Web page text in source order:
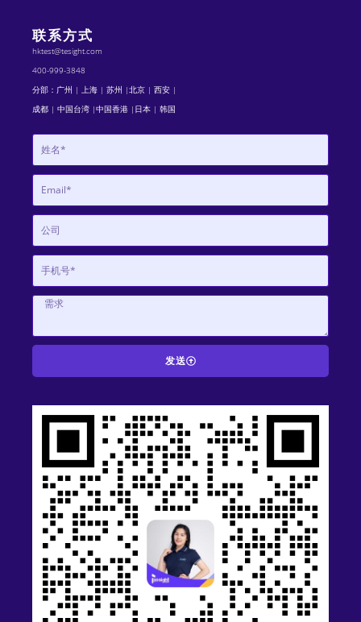
联系方式
hktest@tesight.com
400-999-3848
分部：广州 | 上海 | 苏州 |北京 | 西安 |
成都 | 中国台湾 |中国香港 |日本 | 韩国
发送